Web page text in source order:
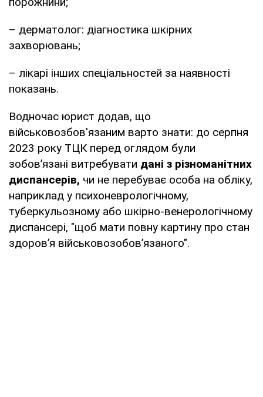
– дерматолог: діагностика шкірних
захворювань;
– лікарі інших спеціальностей за наявності
показань.
Водночас юрист додав, що
військовозбов'язаним варто знати: до серпня
2023 року ТЦК перед оглядом були
зобов’язані витребувати дані з різноманітних
диспансерів, чи не перебуває особа на обліку,
наприклад у психоневрологічному,
туберкульозному або шкірно-венерологічному
диспансері, "щоб мати повну картину про стан
здоров’я військовозобов’язаного".